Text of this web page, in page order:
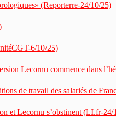
(Reporterre-24/10/25)
6/10/25)
Lecornu commence dans
de travail des salariés de
et Lecornu s’obstinent (LI.fr-24/